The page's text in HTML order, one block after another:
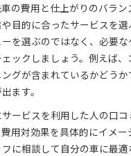
の費用と仕上がりのバラ
目的に合ったサービスを
を選ぶのではなく、必要
ックしましょう。例えば
グが含まれているかどう
ます。
ービスを利用した人の口
用対効果を具体的にイメ
に相談して自分の車に最適